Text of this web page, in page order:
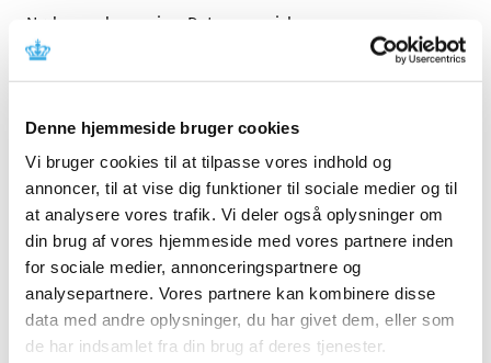
Denne hjemmeside bruger cookies
Vi bruger cookies til at tilpasse vores indhold og
annoncer, til at vise dig funktioner til sociale medier og til
at analysere vores trafik. Vi deler også oplysninger om
din brug af vores hjemmeside med vores partnere inden
for sociale medier, annonceringspartnere og
analysepartnere. Vores partnere kan kombinere disse
data med andre oplysninger, du har givet dem, eller som
de har indsamlet fra din brug af deres tjenester.
Nødproceduren giver Det europæiske
lægemiddelagentur EMA mulighed for at anbefale et
lægemiddel til markedsføringstilladelse gennem en
lægemiddelvirksomhederne indsender deres data til EMA
til evaluering, lige så snart de er tilgængelige. Det er
anderledes end en normal godkendelsesprocedure, hvor
virksomheden indsender alle data samlet til sidst, når alt
er færdigtestet.
Efter en gennemgang af alle tilgængelige data om
remdesivir har EMA altså nu vurderet, at fordelene ved
brugen af remdesivir til behandling af visse COVID-19
patienter opvejer ulemperne. Derfor anbefaler EMA nu, at
EU-Kommissionen udsteder en såkaldt betinget